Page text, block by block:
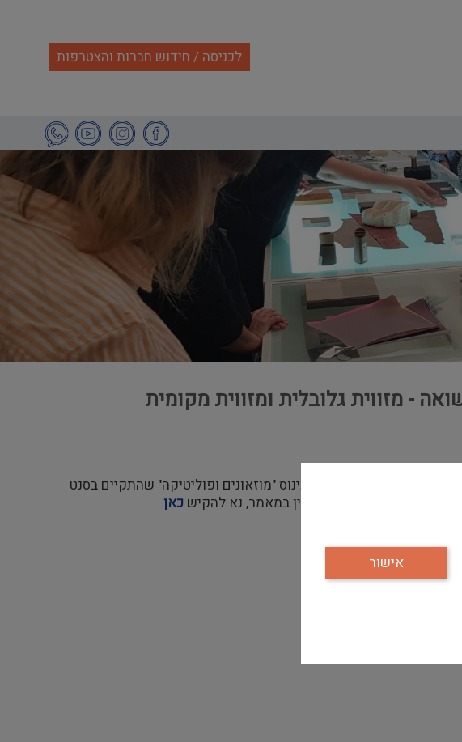
לכניסה / חידוש חברות והצטרפות
- מזווית גלובלית ומזווית מקומית
נישאה בהרצאה בכינוס "מוזאונים ופוליטיקה" שהתקיים בסנט
ואיקו"ם ישראל . כדי לעיין במאמר, נא להקיש כאן
אישור